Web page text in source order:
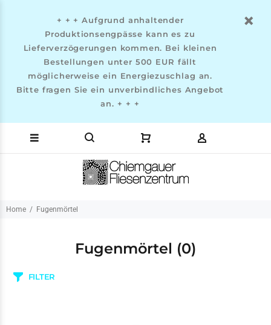
+ + + Aufgrund anhaltender
Produktionsengpässe kann es zu
Lieferverzögerungen kommen. Bei kleinen
Bestellungen unter 500 EUR fällt
möglicherweise ein Energiezuschlag an.
Bitte fragen Sie ein unverbindliches Angebot
an. + + +
Home Fugenmörtel
Fugenmörtel (0)
FILTER